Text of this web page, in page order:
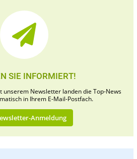
SIE INFORMIERT!
unserem Newsletter landen die Top-News
in Ihrem E-Mail-Postfach.
Anmeldung